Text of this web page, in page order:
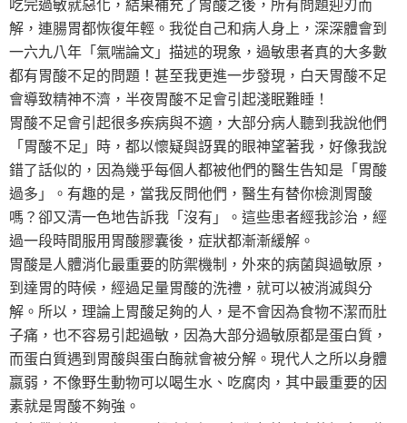
吃完過敏就惡化，結果補充了胃酸之後，所有問題迎刃而
解，連腸胃都恢復年輕。我從自己和病人身上，深深體會到
一六九八年「氣喘論文」描述的現象，過敏患者真的大多數
都有胃酸不足的問題！甚至我更進一步發現，白天胃酸不足
會導致精神不濟，半夜胃酸不足會引起淺眠難睡！
胃酸不足會引起很多疾病與不適，大部分病人聽到我說他們
「胃酸不足」時，都以懷疑與訝異的眼神望著我，好像我說
錯了話似的，因為幾乎每個人都被他們的醫生告知是「胃酸
過多」。有趣的是，當我反問他們，醫生有替你檢測胃酸
嗎？卻又清一色地告訴我「沒有」。這些患者經我診治，經
過一段時間服用胃酸膠囊後，症狀都漸漸緩解。
胃酸是人體消化最重要的防禦機制，外來的病菌與過敏原，
到達胃的時候，經過足量胃酸的洗禮，就可以被消滅與分
解。所以，理論上胃酸足夠的人，是不會因為食物不潔而肚
子痛，也不容易引起過敏，因為大部分過敏原都是蛋白質，
而蛋白質遇到胃酸與蛋白酶就會被分解。現代人之所以身體
嬴弱，不像野生動物可以喝生水、吃腐肉，其中最重要的因
素就是胃酸不夠強。